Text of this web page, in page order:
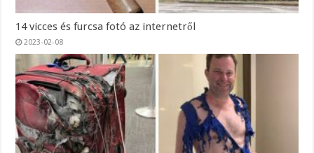
14 vicces és furcsa fotó az internetről
2023-02-08